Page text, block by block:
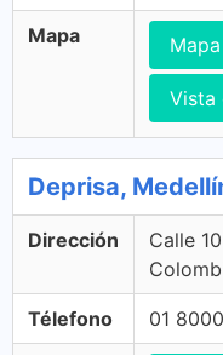
Mapa Mapa
Vista
Deprisa,
Dirección
Calle
Télefono 01